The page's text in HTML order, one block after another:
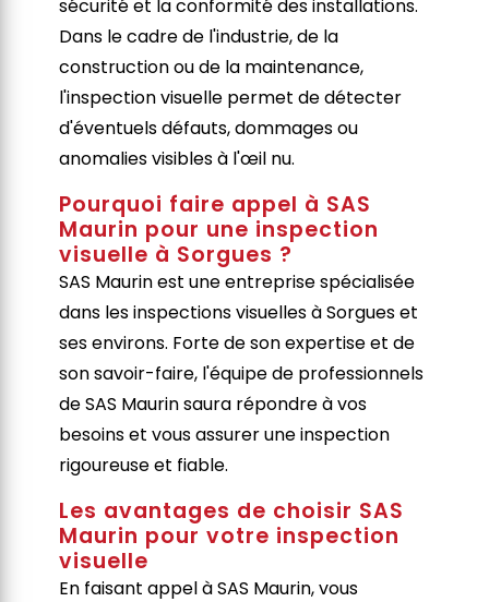
sécurité et la conformité des installations.
Dans le cadre de l'industrie, de la
construction ou de la maintenance,
l'inspection visuelle permet de détecter
d'éventuels défauts, dommages ou
anomalies visibles à l'œil nu.
Pourquoi faire appel à SAS
Maurin pour une inspection
visuelle à Sorgues ?
SAS Maurin est une entreprise spécialisée
dans les inspections visuelles à Sorgues et
ses environs. Forte de son expertise et de
son savoir-faire, l'équipe de professionnels
de SAS Maurin saura répondre à vos
besoins et vous assurer une inspection
rigoureuse et fiable.
Les avantages de choisir SAS
Maurin pour votre inspection
visuelle
En faisant appel à SAS Maurin, vous